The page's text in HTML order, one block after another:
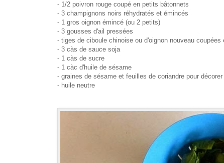
- 1/2 poivron rouge coupé en petits bâtonnets
- 3 champignons noirs réhydratés et émincés
- 1 gros oignon émincé (ou 2 petits)
- 3 gousses d'ail pressées
- tiges de ciboule chinoise ou d'oignon nouveau coupées
- 3 càs de sauce soja
- 1 càs de sucre
- 1 càc d'huile de sésame
- graines de sésame et feuilles de coriandre pour décorer
- huile neutre